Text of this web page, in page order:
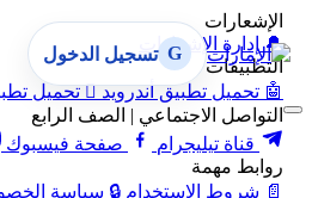
الإشعارات
🔔 إدارة الإشعارات
التطبيقات
🤖 تحميل تطبيق أندرويد  تحميل
التواصل الاجتماعي | الصف الرابع
قناة تيليجرام
صفحة فيسبوك
روابط مهمة
📄 شروط الاستخدام 🔒 سياسة
G تسجيل الدخول